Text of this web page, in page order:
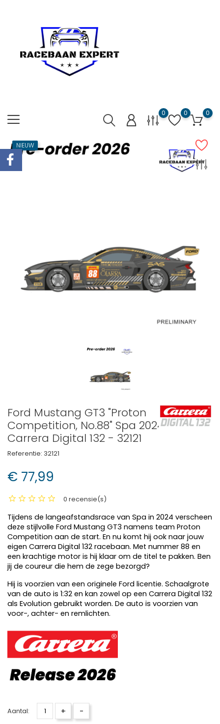
0 0 0
NIEUW
Ford Mustang GT3 "Proton
Competition, No.88" Spa 2024 -
Carrera Digital 132 - 32121
Referentie: 32121
€ 77,99
0 recensie(s)
Tijdens de langeafstandsrace van Spa in 2024 verscheen
deze stijlvolle Ford Mustang GT3 namens team Proton
Competition aan de start. En nu komt hij ook naar jouw
eigen Carrera Digital 132 racebaan. Met nummer 88 en
een krachtige motor is hij klaar om de titel te pakken. Ben
jij de coureur die hem de zege bezorgd?
Hij is voorzien van een originele Ford licentie. Schaalgrote
van de auto is 1:32 en kan zowel op een Carrera Digital 132
als Evolution gebruikt worden. De auto is voorzien van
voor-, achter- en remlichten.
Aantal: + -